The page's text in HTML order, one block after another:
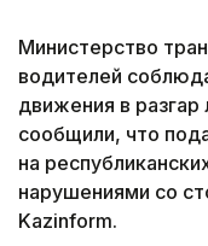
Министерство
водителей
движения в разгар
сообщили, что
на
нарушениями со
Kazinform.